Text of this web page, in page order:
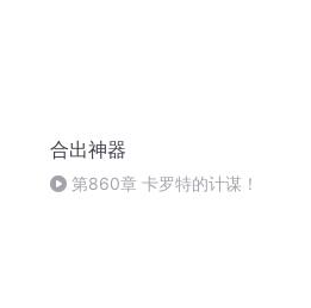
合出神器
第860章 卡罗特的计谋！